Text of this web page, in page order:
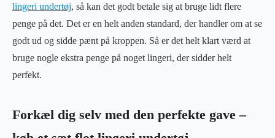
lingeri undertøj, så kan det godt betale sig at bruge lidt flere
penge på det. Det er en helt anden standard, der handler om at se
godt ud og sidde pænt på kroppen. Så er det helt klart værd at
bruge nogle ekstra penge på noget lingeri, der sidder helt
perfekt.
Forkæl dig selv med den perfekte gave –